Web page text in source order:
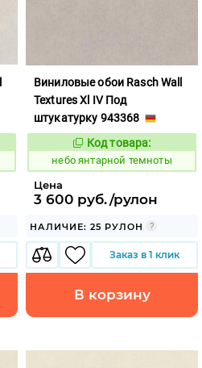
Виниловые обои Rasch Wall
Textures Xl IV Под
штукатурку 943368
1124852
Код товара:
небо янтарной темноты
Цена
3 600 руб./рулон
НАЛИЧИЕ: 25 РУЛОН
Заказ в 1 клик
В корзину